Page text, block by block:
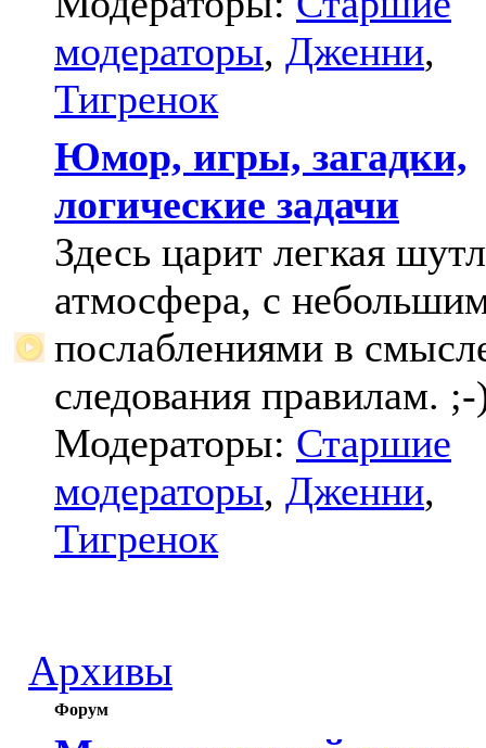
модераторы, Дженни,
Тигренок
Юмор, игры, загадки,
логические задачи
Здесь царит легкая
атмосфера, с
послаблениями в
следования правилам.
Модераторы: Старшие
модераторы, Дженни,
Тигренок
Архивы
Форум